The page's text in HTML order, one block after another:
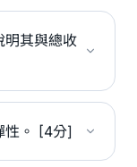
明其與總收
性。 [4分]